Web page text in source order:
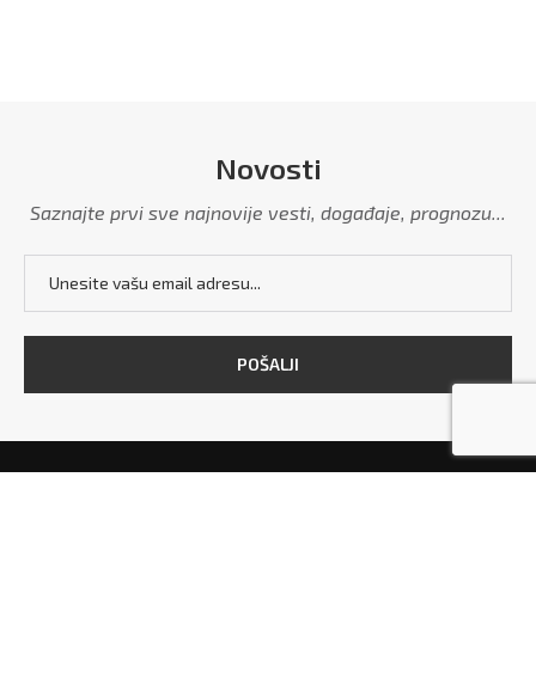
Novosti
Saznajte prvi sve najnovije vesti, događaje, prognozu...